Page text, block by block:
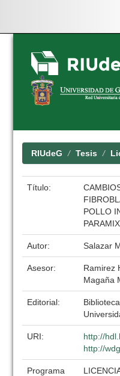
Skip
navigation
RIUdeG Tesis
Título:
POLLO
Autor: Salazar
Asesor:
Ramirez
Magaña
Editorial:
URI:
http://
http://
Programa